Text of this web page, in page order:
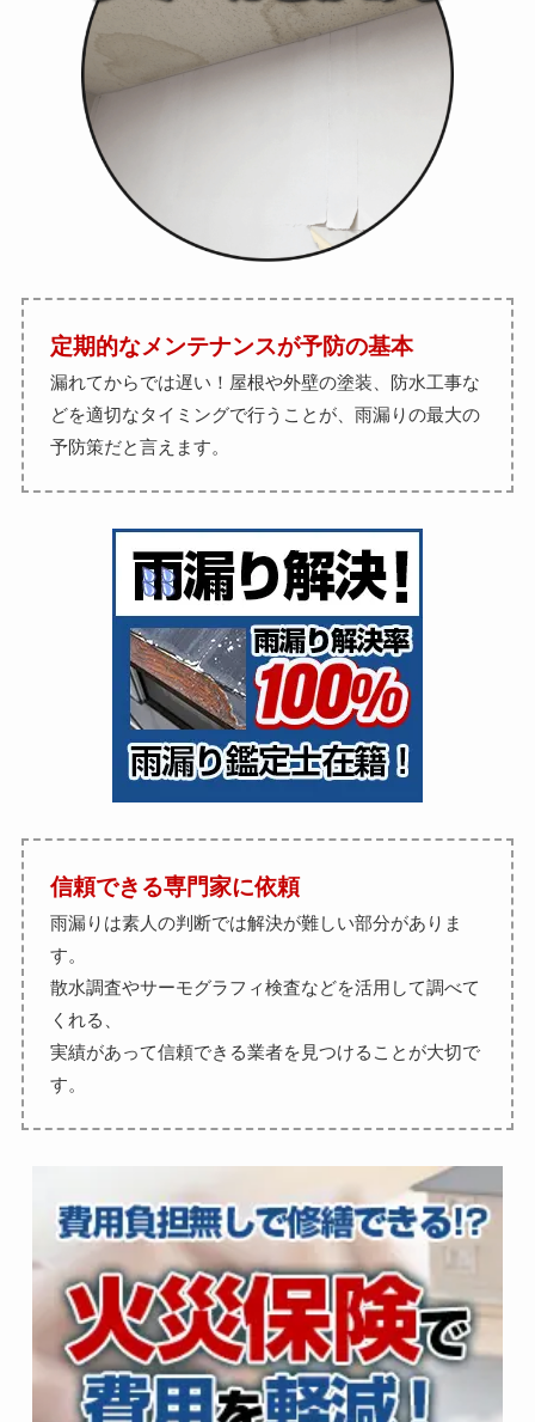
定期的なメンテナンスが予防の基本
漏れてからでは遅い！屋根や外壁の塗装、防水工事な
どを適切なタイミングで行うことが、雨漏りの最大の
予防策だと言えます。
信頼できる専門家に依頼
雨漏りは素人の判断では解決が難しい部分がありま
す。
散水調査やサーモグラフィ検査などを活用して調べて
くれる、
実績があって信頼できる業者を見つけることが大切で
す。